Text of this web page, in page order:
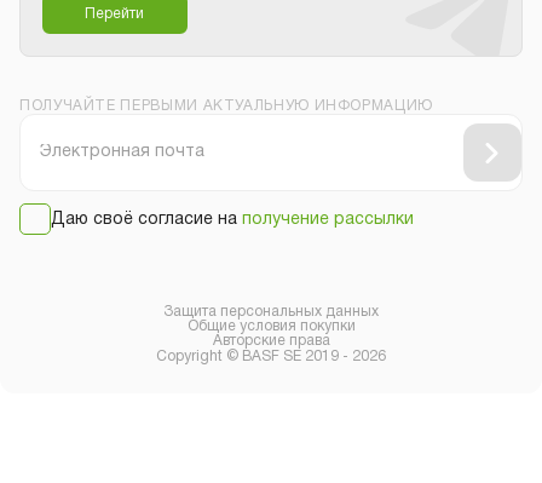
Перейти
ПОЛУЧАЙТЕ ПЕРВЫМИ АКТУАЛЬНУЮ ИНФОРМАЦИЮ
Даю своё согласие на получение рассылки
Copyright © BASF SE 2019 - 2026
Защита персональных данных
Общие условия покупки
Авторские права